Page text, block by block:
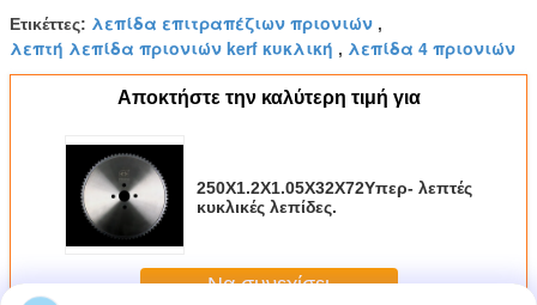
Ετικέττες: λεπίδα επιτραπέζιων πριονιών ,
λεπτή λεπίδα πριονιών kerf κυκλική , λεπίδα 4 πριονιών
Αποκτήστε την καλύτερη τιμή για
250X1.2X1.05X32X72Υπερ- λεπτές
κυκλικές λεπίδες.
Να συνεχίσει